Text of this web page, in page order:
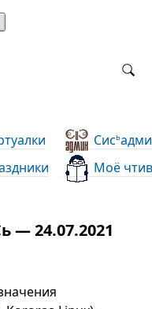
Сись
Моё
— 24.07.2021